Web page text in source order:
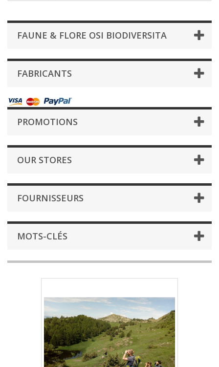
FAUNE & FLORE OSI BIODIVERSITA
FABRICANTS
PROMOTIONS
OUR STORES
FOURNISSEURS
MOTS-CLÉS